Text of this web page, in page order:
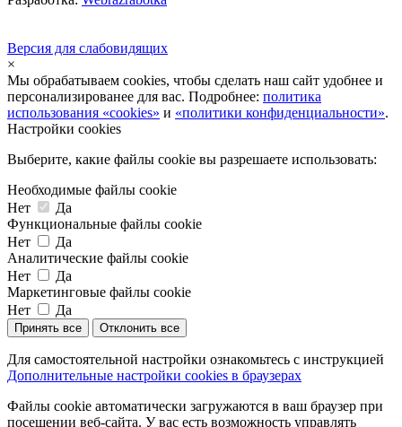
Версия для слабовидящих
×
Мы обрабатываем cookies, чтобы сделать наш сайт удобнее и
персонализированее для вас. Подробнее: политика
использования «cookies» и «политики конфиденциальности».
Настройки cookies
Выберите, какие файлы cookie вы разрешаете использовать:
Необходимые файлы cookie
Нет
Да
Функциональные файлы cookie
Нет
Да
Аналитические файлы cookie
Нет
Да
Маркетинговые файлы cookie
Нет
Да
Принять все Отклонить все
Для самостоятельной настройки ознакомьтесь с инструкцией
Дополнительные настройки cookies в браузерах
Файлы cookie автоматически загружаются в ваш браузер при
посещении веб-сайта. У вас есть возможность управлять